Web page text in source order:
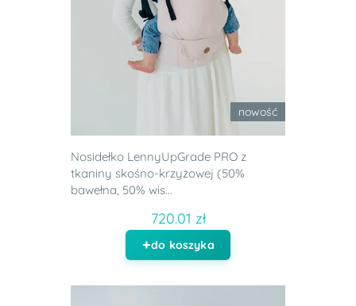
nowość
Nosidełko LennyUpGrade PRO z
tkaniny skośno-krzyżowej (50%
bawełna, 50% wis...
720.01 zł
do koszyka